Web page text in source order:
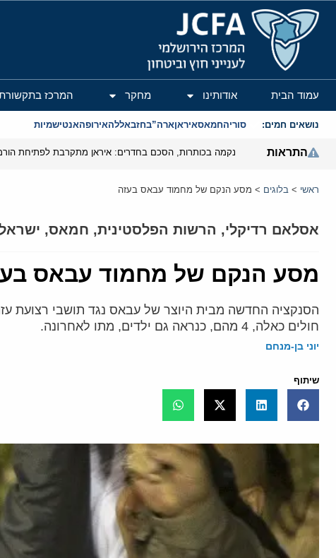
המרכז הירושלמי לענייני חוץ וביטחון
עמוד הבית אודותינו מחקר המרכז
נושאים חמים: סוריהחמאסאיראןארה”בחזבאללהאירופהאנטישמיות
התראות נקמה בכותרות, הסכם בחדרים: איראן מתקרבת לפתיחת
ראשי > בלוגים > מסע הנקם של מחמוד עבאס בעזה
אסלאם רדיקלי, הרשות הפלסטינית, חמאס,
מסע הנקם של מחמוד עבאס
חולים כאלה, 4 מהם, כנראה גם ילדים, מתו לאחרונה.
יוני בן-מנחם
שיתוף